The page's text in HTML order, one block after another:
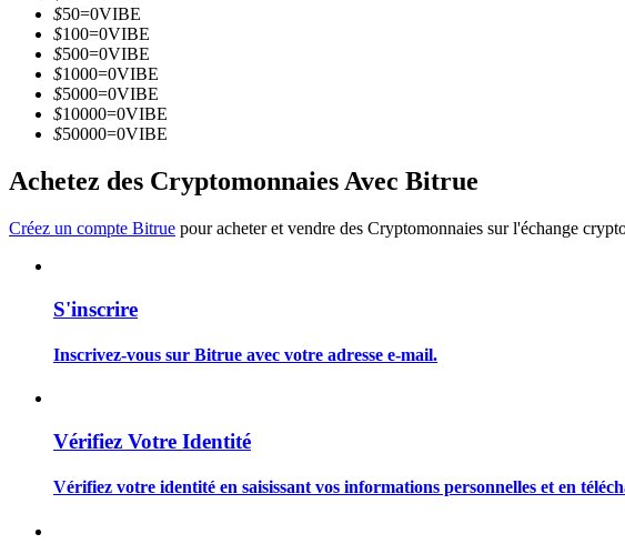
Devenez un trader de copie
Information
Analyse de mégadonnées, y compris des informations commerciales, etc.
$50=0VIBE
$100=0VIBE
$500=0VIBE
$1000=0VIBE
$5000=0VIBE
$10000=0VIBE
$50000=0VIBE
Achetez des Cryptomonnaies Avec Bitrue
Créez un compte Bitrue pour acheter et vendre des Cryptomonnaies sur l'échange
S'inscrire
Inscrivez-vous sur Bitrue avec votre adresse e-mail.
Vérifiez Votre Identité
Vérifiez votre identité en saisissant vos informations personnelles et en